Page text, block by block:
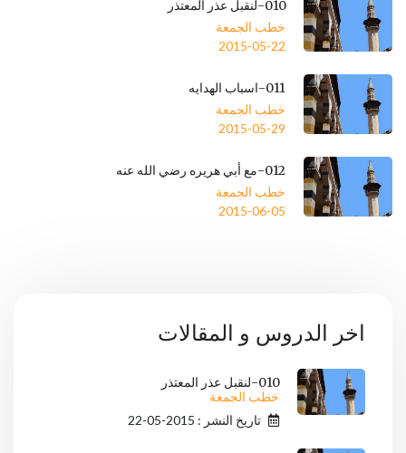
010-لنقبل عذر المعتذر
خطب الجمعة
2015-05-22
011-اسباب الهدايه
خطب الجمعة
2015-05-29
012-مع أبي هريره رضي الله عنه
خطب الجمعة
2015-06-05
اخر الدروس و المقالات
010-لنقبل عذر المعتذر
خطب الجمعة
تاريخ النشر : 2015-05-22